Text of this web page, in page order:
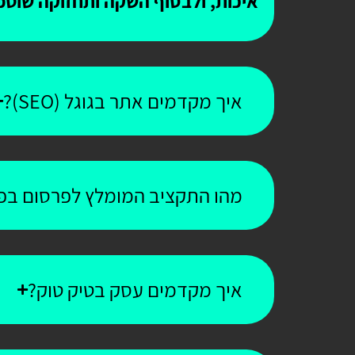
איך מקדמים אתר בגוגל (SEO)?
מהו התקציב המומלץ לפרסום
איך מקדמים עסק בטיק טוק?